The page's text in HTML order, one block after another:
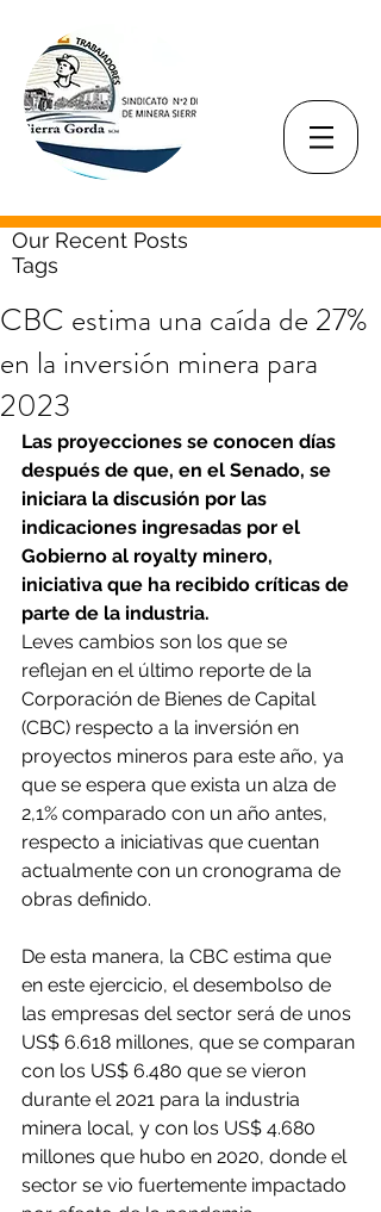
Our Recent Posts
Tags
CBC estima una caída de 27%
en la inversión minera para
2023
Las proyecciones se conocen días
después de que, en el Senado, se
iniciara la discusión por las
indicaciones ingresadas por el
Gobierno al royalty minero,
iniciativa que ha recibido críticas de
parte de la industria.
Leves cambios son los que se
reflejan en el último reporte de la
Corporación de Bienes de Capital
(CBC) respecto a la inversión en
proyectos mineros para este año, ya
que se espera que exista un alza de
2,1% comparado con un año antes,
respecto a iniciativas que cuentan
actualmente con un cronograma de
obras definido.
De esta manera, la CBC estima que
en este ejercicio, el desembolso de
las empresas del sector será de unos
US$ 6.618 millones, que se comparan
con los US$ 6.480 que se vieron
durante el 2021 para la industria
minera local, y con los US$ 4.680
millones que hubo en 2020, donde el
sector se vio fuertemente impactado